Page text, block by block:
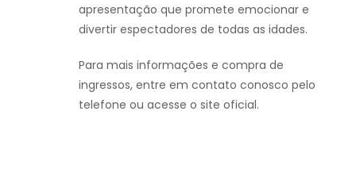
apresentação que promete emocionar e
divertir espectadores de todas as idades.
Para mais informações e compra de
ingressos, entre em contato conosco pelo
telefone ou acesse o site oficial.